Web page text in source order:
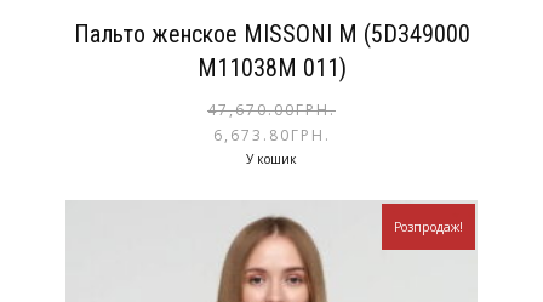
Пальто женское MISSONI M (5D349000
M11038M 011)
47,670.00ГРН.
6,673.80ГРН.
У кошик
Розпродаж!